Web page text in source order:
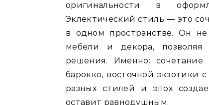
оригинальности в
Эклектический стиль — это
в одном пространстве. Он
мебели и декора, позволяя
решения. Именно:
барокко, восточной
разных стилей и эпох
оставит равнодушным.